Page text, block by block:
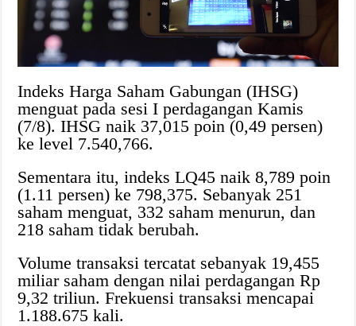
Indeks Harga Saham Gabungan (IHSG)
menguat pada sesi I perdagangan Kamis
(7/8). IHSG naik 37,015 poin (0,49 persen)
ke level 7.540,766.
Sementara itu, indeks LQ45 naik 8,789 poin
(1.11 persen) ke 798,375. Sebanyak 251
saham menguat, 332 saham menurun, dan
218 saham tidak berubah.
Volume transaksi tercatat sebanyak 19,455
miliar saham dengan nilai perdagangan Rp
9,32 triliun. Frekuensi transaksi mencapai
1.188.675 kali.